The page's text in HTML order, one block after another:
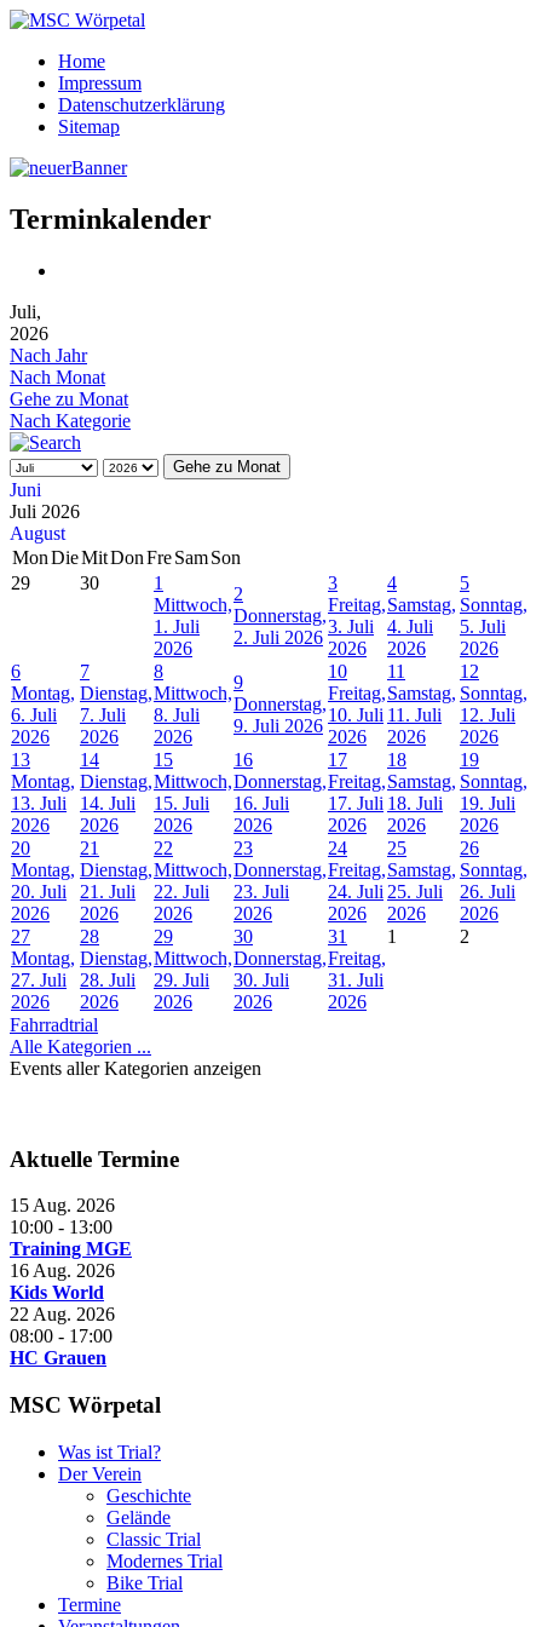
Home
Impressum
Datenschutzerklärung
Sitemap
Terminkalender
Juli,
2026
Nach Jahr
Nach Monat
Gehe zu Monat
Nach Kategorie
Gehe zu Monat
Juni
Juli 2026
August
MonDieMitDonFreSamSon
29
30
1
Mittwoch,
1. Juli
2026
2
Donnerstag,
2. Juli 2026
3
Freitag,
3. Juli
2026
4
Samstag,
4. Juli
2026
5
Sonntag,
5. Juli
2026
6
Montag,
6. Juli
2026
7
Dienstag,
7. Juli
2026
8
Mittwoch,
8. Juli
2026
9
Donnerstag,
9. Juli 2026
10
Freitag,
10. Juli
2026
11
Samstag,
11. Juli
2026
12
Sonntag,
12. Juli
2026
13
Montag,
13. Juli
2026
14
Dienstag,
14. Juli
2026
15
Mittwoch,
15. Juli
2026
16
Donnerstag,
16. Juli
2026
17
Freitag,
17. Juli
2026
18
Samstag,
18. Juli
2026
19
Sonntag,
19. Juli
2026
20
Montag,
20. Juli
2026
21
Dienstag,
21. Juli
2026
22
Mittwoch,
22. Juli
2026
23
Donnerstag,
23. Juli
2026
24
Freitag,
24. Juli
2026
25
Samstag,
25. Juli
2026
26
Sonntag,
26. Juli
2026
27
Montag,
27. Juli
2026
28
Dienstag,
28. Juli
2026
29
Mittwoch,
29. Juli
2026
30
Donnerstag,
30. Juli
2026
31
Freitag,
31. Juli
2026
1 2
Fahrradtrial
Alle Kategorien ...
Events aller Kategorien anzeigen
Aktuelle Termine
15 Aug. 2026
10:00 - 13:00
Training MGE
16 Aug. 2026
Kids World
22 Aug. 2026
08:00 - 17:00
HC Grauen
MSC Wörpetal
Was ist Trial?
Der Verein
Geschichte
Gelände
Classic Trial
Modernes Trial
Bike Trial
Termine